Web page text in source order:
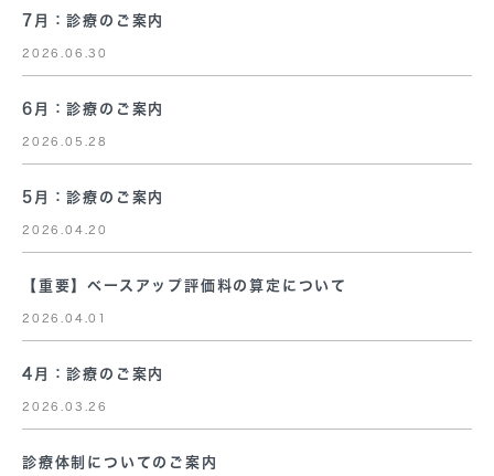
7月：診療のご案内
2026.06.30
6月：診療のご案内
2026.05.28
5月：診療のご案内
2026.04.20
【重要】ベースアップ評価料の算定について
2026.04.01
4月：診療のご案内
2026.03.26
診療体制についてのご案内